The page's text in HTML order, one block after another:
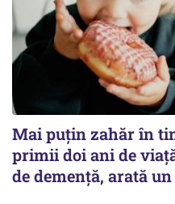
Mai puțin zahăr în
primii doi ani de
de demență, arată